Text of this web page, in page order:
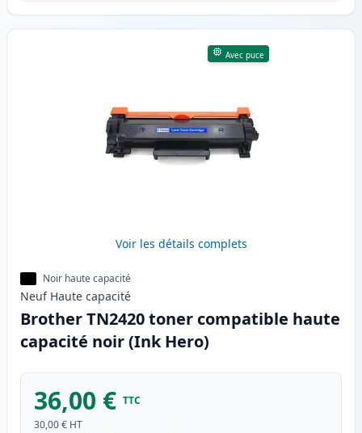
Avec puce
Voir les détails complets
Noir haute capacité
Neuf Haute capacité
Brother TN2420 toner compatible haute
capacité noir (Ink Hero)
36,00 € TTC
30,00 € HT